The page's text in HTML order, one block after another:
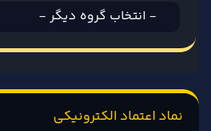
نماد اعتماد الکترونیکی